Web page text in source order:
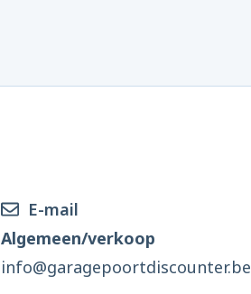
E-mail
Algemeen/verkoop
info@garagepoortdiscounter.be